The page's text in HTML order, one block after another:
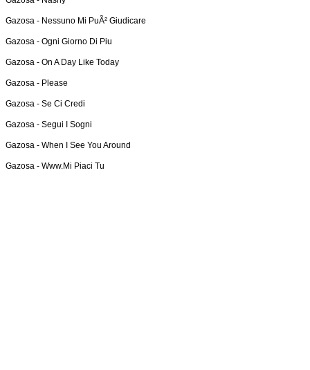
Gazosa - Nessuno Mi PuÃ² Giudicare
Gazosa - Ogni Giorno Di Piu
Gazosa - On A Day Like Today
Gazosa - Please
Gazosa - Se Ci Credi
Gazosa - Segui I Sogni
Gazosa - When I See You Around
Gazosa - Www.Mi Piaci Tu